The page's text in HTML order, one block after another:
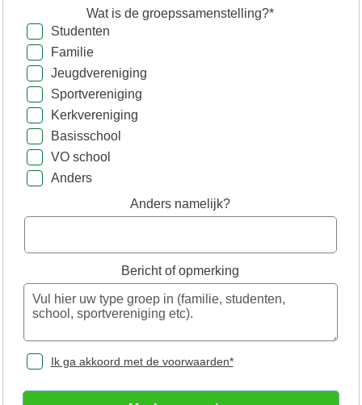
Wat is de groepssamenstelling?*
Studenten
Familie
Jeugdvereniging
Sportvereniging
Kerkvereniging
Basisschool
VO school
Anders
Anders namelijk?
Bericht of opmerking
Ik ga akkoord met de voorwaarden*